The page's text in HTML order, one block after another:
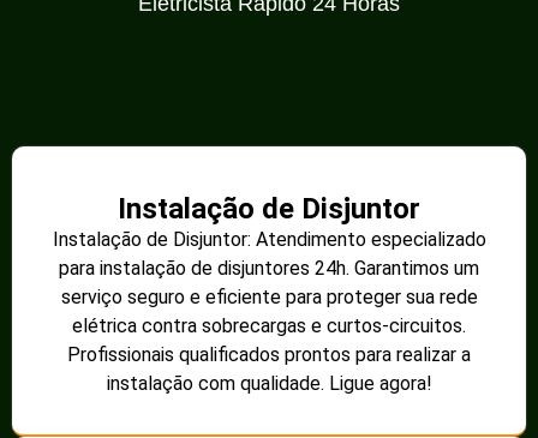
Instalação de Disjuntor
Instalação de Disjuntor: Atendimento especializado
para instalação de disjuntores 24h. Garantimos um
serviço seguro e eficiente para proteger sua rede
elétrica contra sobrecargas e curtos-circuitos.
Profissionais qualificados prontos para realizar a
instalação com qualidade. Ligue agora!